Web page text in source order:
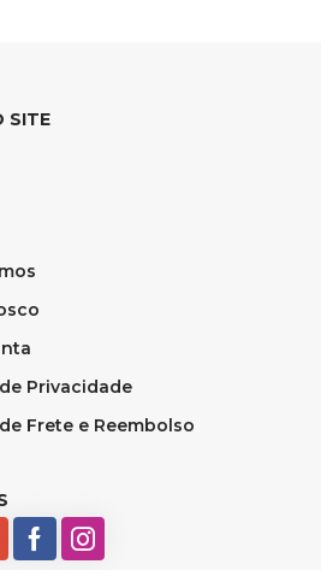
SITE
Privacidade
Frete e Reembolso